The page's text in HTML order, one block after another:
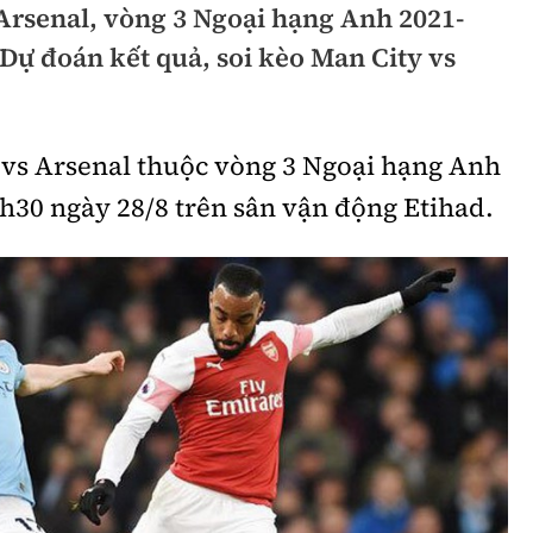
Đường thủy
Thi viết về Ngành
thông
Thể thao
Bóng đá
Công nghệ
Công nghệ mới
vòng 3 Ngoại hạng Anh 2021-
đoán kết quả, soi kèo Man City vs
Arsenal thuộc vòng 3 Ngoại hạng Anh
ngày 28/8 trên sân vận động Etihad.